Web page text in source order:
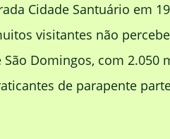
Cidade Santuário em
visitantes não
Domingos, com 2.050
de parapente